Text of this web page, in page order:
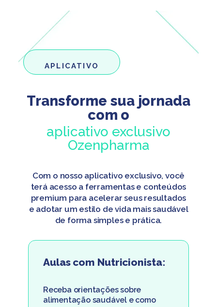
APLICATIVO
Transforme sua jornada
com o
aplicativo exclusivo
Ozenpharma
Com o nosso aplicativo exclusivo, você
terá acesso a ferramentas e conteúdos
premium para acelerar seus resultados
e adotar um estilo de vida mais saudável
de forma simples e prática.
Aulas com Nutricionista:
Receba orientações sobre
alimentação saudável e como